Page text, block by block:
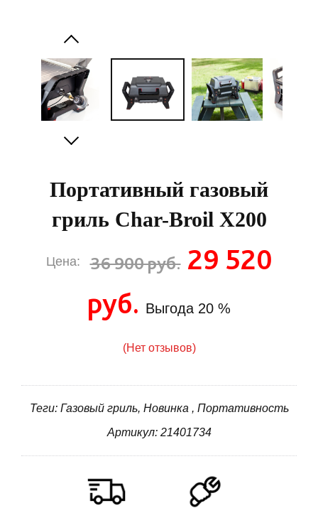
Портативный газовый
гриль Char-Broil X200
Цена: 36 900 руб. 29 520
руб. Выгода 20 %
(Нет отзывов)
Теги: Газовый гриль, Новинка , Портативность
Артикул: 21401734